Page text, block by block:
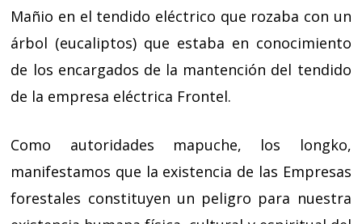
Mañio en el tendido eléctrico que rozaba con un
árbol (eucaliptos) que estaba en conocimiento
de los encargados de la mantención del tendido
de la empresa eléctrica Frontel.
Como autoridades mapuche, los longko,
manifestamos que la existencia de las Empresas
forestales constituyen un peligro para nuestra